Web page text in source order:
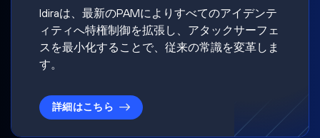
Idiraは、最新のPAMによりすべてのアイデンテ
ィティへ特権制御を拡張し、アタックサーフェ
スを最小化することで、従来の常識を変革しま
す。
詳細はこちら